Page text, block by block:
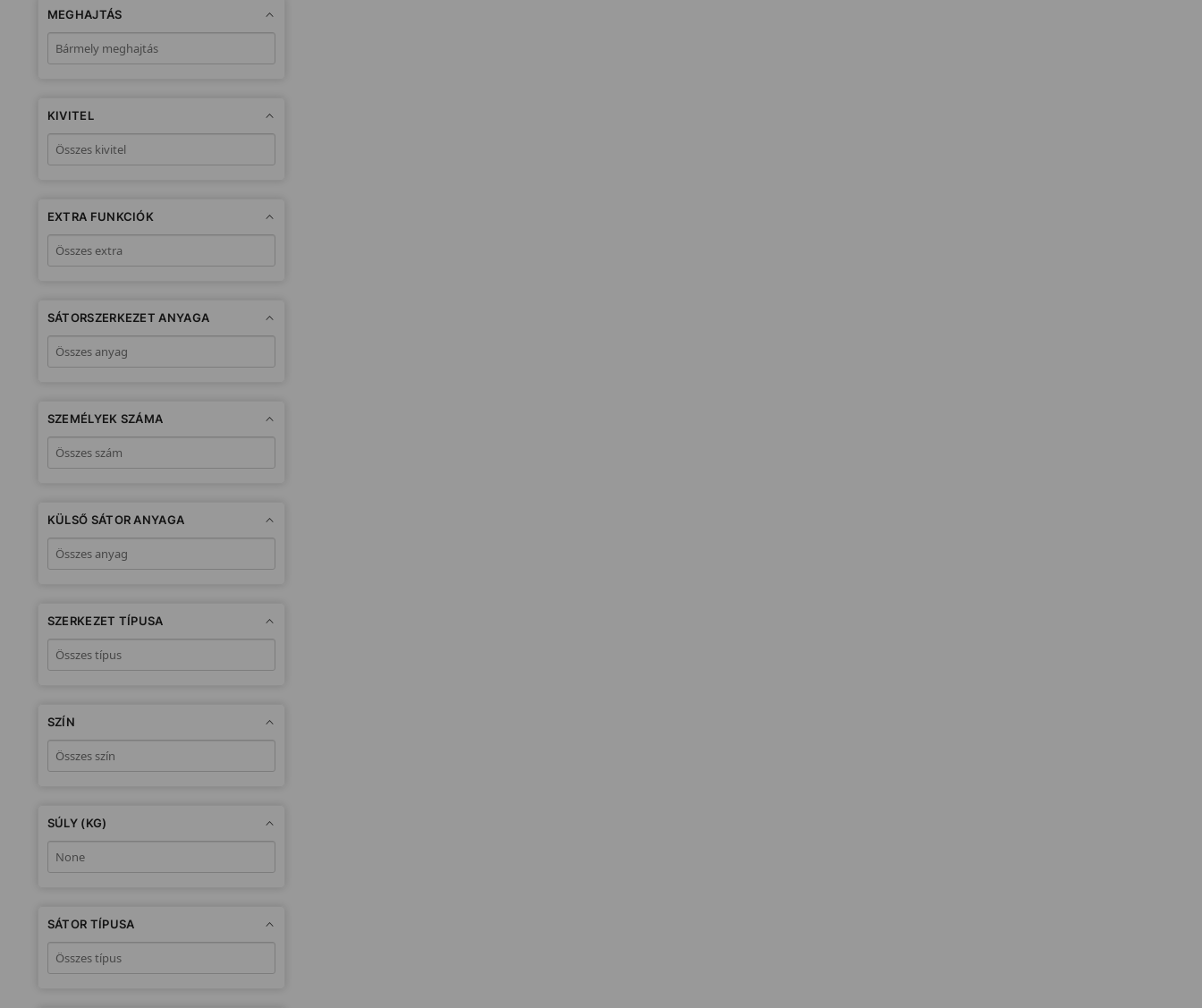
MEGHAJTÁS
KIVITEL
EXTRA FUNKCIÓK
SÁTORSZERKEZET ANYAGA
SZEMÉLYEK SZÁMA
KÜLSŐ SÁTOR ANYAGA
SZERKEZET TÍPUSA
SZÍN
SÚLY (KG)
SÁTOR TÍPUSA